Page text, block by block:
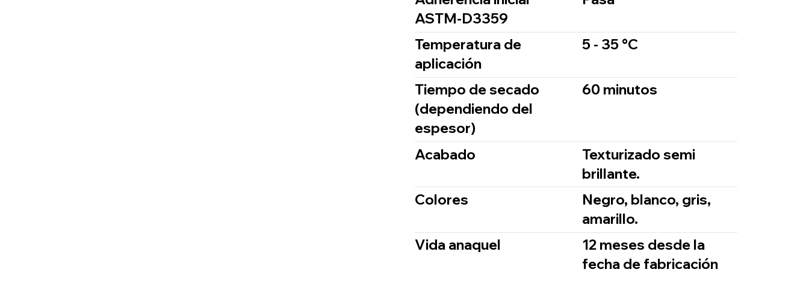
ASTM-D3359
Temperatura de
aplicación
5 - 35 °C
Tiempo de secado
(dependiendo del
espesor)
60 minutos
Acabado
Texturizado semi
brillante.
Colores
Negro, blanco, gris,
amarillo.
Vida anaquel
12 meses desde la
fecha de fabricación